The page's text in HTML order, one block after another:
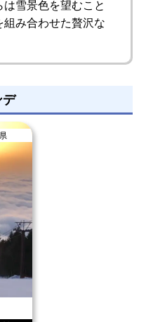
雪景色を望むこと
組み合わせた贅沢な
デ